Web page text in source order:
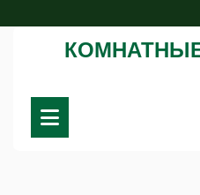
к
содержимому